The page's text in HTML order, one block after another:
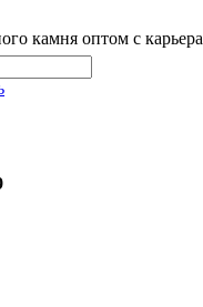
камня оптом с карьера